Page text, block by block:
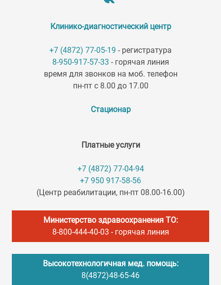
Клинико-диагностический центр
+7 (4872) 77-05-19 - регистратура
8-950-917-57-33 - горячая линия
время для звонков на моб. телефон
пн-пт с 8.00 до 17.00
Стационар
Платные услуги
+7 (4872) 77-04-94
+7 950 917-58-56
(Центр реабилитации, пн-пт 08.00-16.00)
Министерство здравоохранения ТО:
8-800-444-40-03 - горячая линия
Высокотехнологичная мед. помощь:
8(4872)48-65-46